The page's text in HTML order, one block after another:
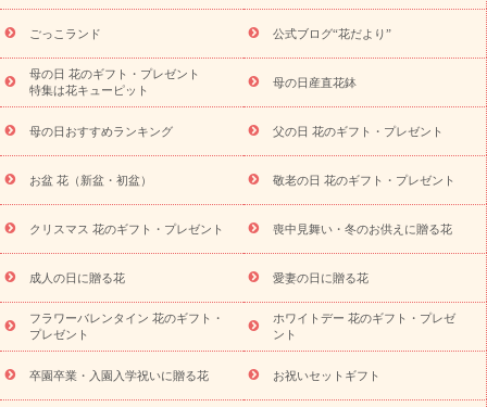
ら探す
お祝いの花特集 当日配達特急便 お祝い商品一覧
念日
結婚祝い 出産祝い 退院祝い・快気祝い
寿祝い
プチギフト ペットのお祝いフラワー
供え・お悔やみ商品一覧
お供え・お悔やみの花
四十九日法要以
降に贈る花
通夜・葬儀に贈る花
お供え お花とセットギフト
お供え プリザーブドフラワー
ペットのお供えフラワー
お盆（新
盆・初盆）
その他 お祝い返し お見舞い
お取り寄せギフト
ビジネス用
ご自宅用 観葉植物 ミディ胡蝶蘭
プリザーブ
ドフラワー
スタイルから探す アレンジメント 花束
スタ
ンド花
お祝い お供え・お悔やみ 胡蝶蘭 胡蝶蘭・花鉢
ディ胡蝶蘭・お祝い
ミディ胡蝶蘭・お供え
世界初の青色胡蝶蘭
観葉植物
観葉植物 産直多肉植物
プリザーブドフラワー
お祝い
お供え・お悔やみ 花とセットギフト
セミオーダー
プチギフト（hanamore -ハナモア-）
花とみどりのeギフト
キューピットのeGfit
カラー ピンク イエローオレンジ
レッ
ごっこランド 公式ブログ“花だより”
母の日 花のギフト・プレゼント
特集は花キューピット
母の日産直花鉢
母の日おすすめランキング 父の日 花のギフト・プレゼント
お盆 花（新盆・初盆） 敬老の日 花のギフト・プレゼント
クリスマス 花のギフト・プレゼント 喪中見舞い・冬のお供えに贈る花
成人の日に贈る花 愛妻の日に贈る花
フラワーバレンタイン 花のギフト・
プレゼント
ホワイトデー 花のギフト・プレゼ
ント
卒園卒業・入園入学祝いに贈る花 お祝いセットギフト